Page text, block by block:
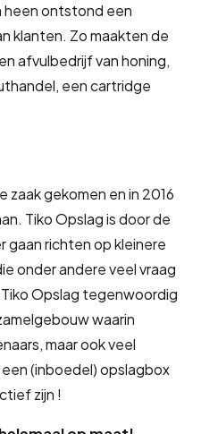
heen ontstond een
klanten. Zo maakten de
afvulbedrijf van honing,
een cartridge
zaak gekomen en in 2016
Tiko Opslag is door de
gaan richten op kleinere
onder andere veel vraag
Opslag tegenwoordig
waarin
maar ook veel
(inboedel) opslagbox
zijn !